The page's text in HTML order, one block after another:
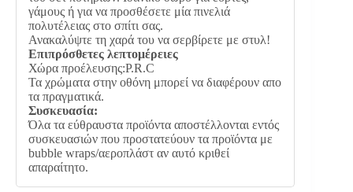
γάμους ή για να προσθέσετε μία πινελιά
πολυτέλειας στο σπίτι σας.
Ανακαλύψτε τη χαρά του να σερβίρετε με στυλ!
Επιπρόσθετες λεπτομέρειες
Χώρα προέλευσης:P.R.C
Τα χρώματα στην οθόνη μπορεί να διαφέρουν απο
τα πραγματικά.
Συσκευασία:
Όλα τα εύθραυστα προϊόντα αποστέλλονται εντός
συσκευασιών που προστατεύουν τα προϊόντα με
bubble wraps/αεροπλάστ αν αυτό κριθεί
απαραίτητο.